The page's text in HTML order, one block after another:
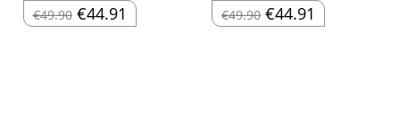
€49.90 Original
price
€44.91 Η
τρέχουσα €49.90 Original
price
€44.91 Η
τρέχουσα